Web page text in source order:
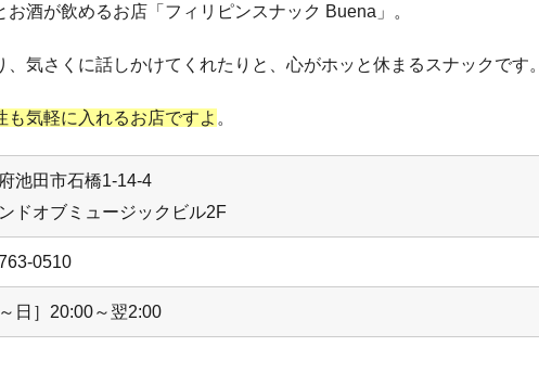
酒が飲めるお店「フィリピンスナック Buena」。
気さくに話しかけてくれたりと、心がホッと休まるスナックです。
気軽に入れるお店ですよ 。
池田市石橋1-14-4
ドオブミュージックビル2F
0510
～日］20:00～翌2:00